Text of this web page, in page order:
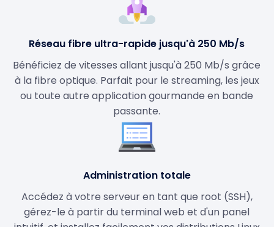
Réseau fibre ultra-rapide jusqu'à 250 Mb/s
Bénéficiez de vitesses allant jusqu'à 250 Mb/s grâce
à la fibre optique. Parfait pour le streaming, les jeux
ou toute autre application gourmande en bande
passante.
Administration totale
Accédez à votre serveur en tant que root (SSH),
gérez-le à partir du terminal web et d'un panel